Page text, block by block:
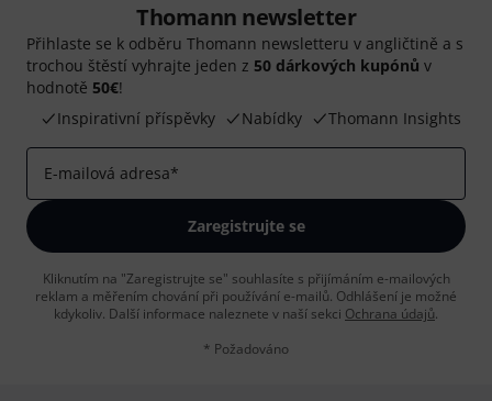
Thomann newsletter
Přihlaste se k odběru Thomann newsletteru v angličtině a s
trochou štěstí vyhrajte jeden z 50 dárkových kupónů v
hodnotě 50€!
Inspirativní příspěvky
Nabídky Thomann Insights
E-mailová adresa*
Zaregistrujte se
Kliknutím na "Zaregistrujte se" souhlasíte s přijímáním e-mailových
reklam a měřením chování při používání e-mailů. Odhlášení je možné
kdykoliv. Další informace naleznete v naší sekci Ochrana údajů.
* Požadováno